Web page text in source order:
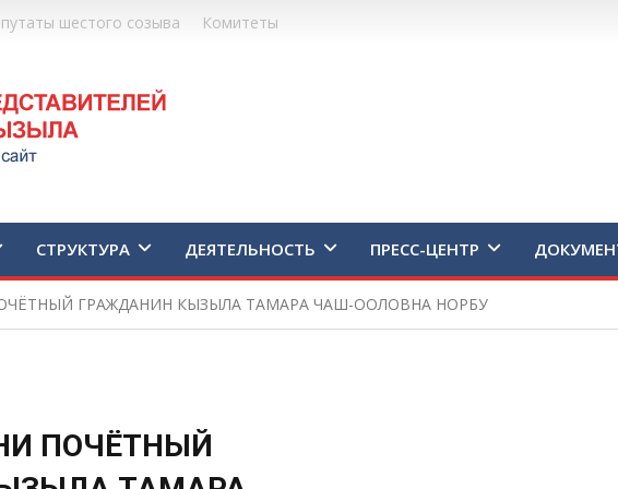
шестого созыва Комитеты
СТРУКТУРА ДЕЯТЕЛЬНОСТЬ ПРЕСС-ЦЕНТР
ГРАЖДАНИН КЫЗЫЛА ТАМАРА ЧАШ-ООЛОВНА НОРБУ
ПОЧЁТНЫЙ